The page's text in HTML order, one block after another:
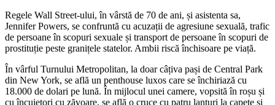
Regele Wall Street-ului, în vârstă de 70 de ani, și asistenta sa,
Jennifer Powers, se confruntă cu acuzații de agresiune sexuală, trafic
de persoane în scopuri sexuale și transport de persoane în scopuri de
prostituție peste granițele statelor. Ambii riscă închisoare pe viață.
În vârful Turnului Metropolitan, la doar câțiva pași de Central Park
din New York, se află un penthouse luxos care se închiriază cu
18.000 de dolari pe lună. În mijlocul unei camere, vopsită în roșu și
cu încuietori cu zăvoare, se află o cruce cu patru lanțuri la capete și